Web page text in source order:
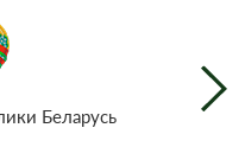
Беларусь